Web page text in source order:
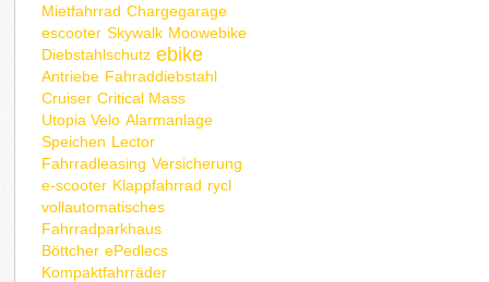
Mietfahrrad Chargegarage
escooter Skywalk Moowebike
Diebstahlschutz ebike
Antriebe Fahraddiebstahl
Cruiser Critical Mass
Utopia Velo Alarmanlage
Speichen Lector
Fahrradleasing Versicherung
e-scooter Klappfahrrad rycl
vollautomatisches
Fahrradparkhaus
Böttcher ePedlecs
Kompaktfahrräder